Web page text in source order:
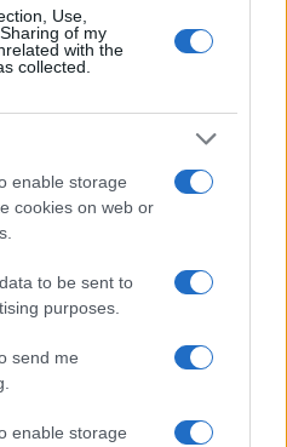
Use,
of my
with the
collected.
enable storage
cookies on web or
to be sent to
purposes.
send me
enable storage